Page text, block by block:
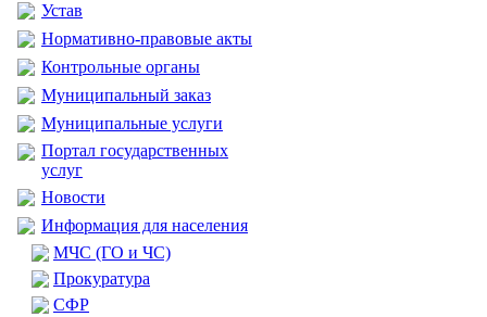
Устав
Нормативно-правовые акты
Контрольные органы
Муниципальный заказ
Муниципальные услуги
Портал государственных
услуг
Новости
Информация для населения
МЧС (ГО и ЧС)
Прокуратура
CФР